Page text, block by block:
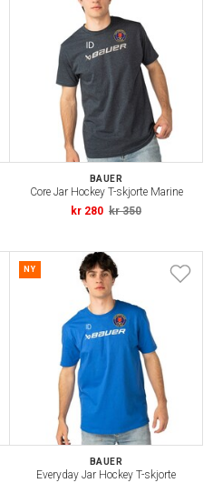
BAUER
Core Jar Hockey T-skjorte Marine
kr 280 kr 350
NY
BAUER
Everyday Jar Hockey T-skjorte